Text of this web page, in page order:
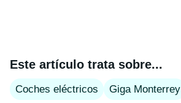
Este artículo trata sobre...
Coches eléctricos Giga Monterrey